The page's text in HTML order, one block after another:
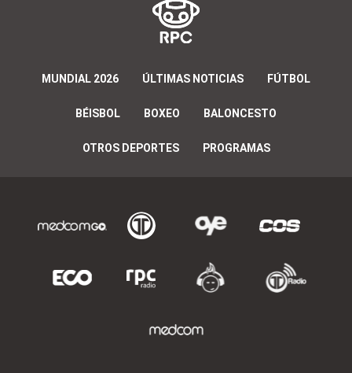
MUNDIAL 2026 ÚLTIMAS NOTICIAS FÚTBOL
BÉISBOL BOXEO BALONCESTO
OTROS DEPORTES PROGRAMAS